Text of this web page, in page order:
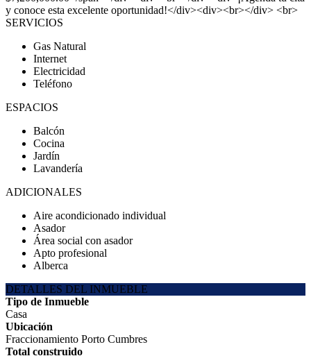
y conoce esta excelente oportunidad!</div><div><br></div> <br>
SERVICIOS
Gas Natural
Internet
Electricidad
Teléfono
ESPACIOS
Balcón
Cocina
Jardín
Lavandería
ADICIONALES
Aire acondicionado individual
Asador
Área social con asador
Apto profesional
Alberca
DETALLES DEL INMUEBLE
Tipo de Inmueble
Casa
Ubicación
Fraccionamiento Porto Cumbres
Total construido